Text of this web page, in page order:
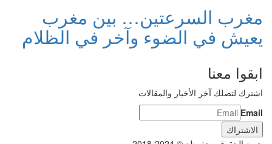
مغرب السرعتين… بين مغرب
يعيش في الضوء وآخر في الظلام
ابقوا معنا
اشترك لتصلك آخر الأخبار والمقالات
Email